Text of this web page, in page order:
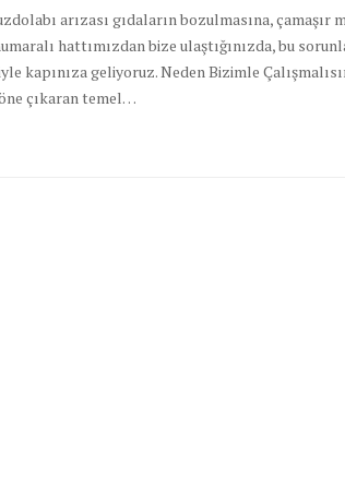
arızası gıdaların bozulmasına, çamaşır
hattımızdan bize ulaştığınızda, bu
kapınıza geliyoruz. Neden Bizimle
çıkaran temel…